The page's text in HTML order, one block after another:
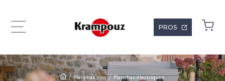
PROS
Planchas inox Planchas électriques